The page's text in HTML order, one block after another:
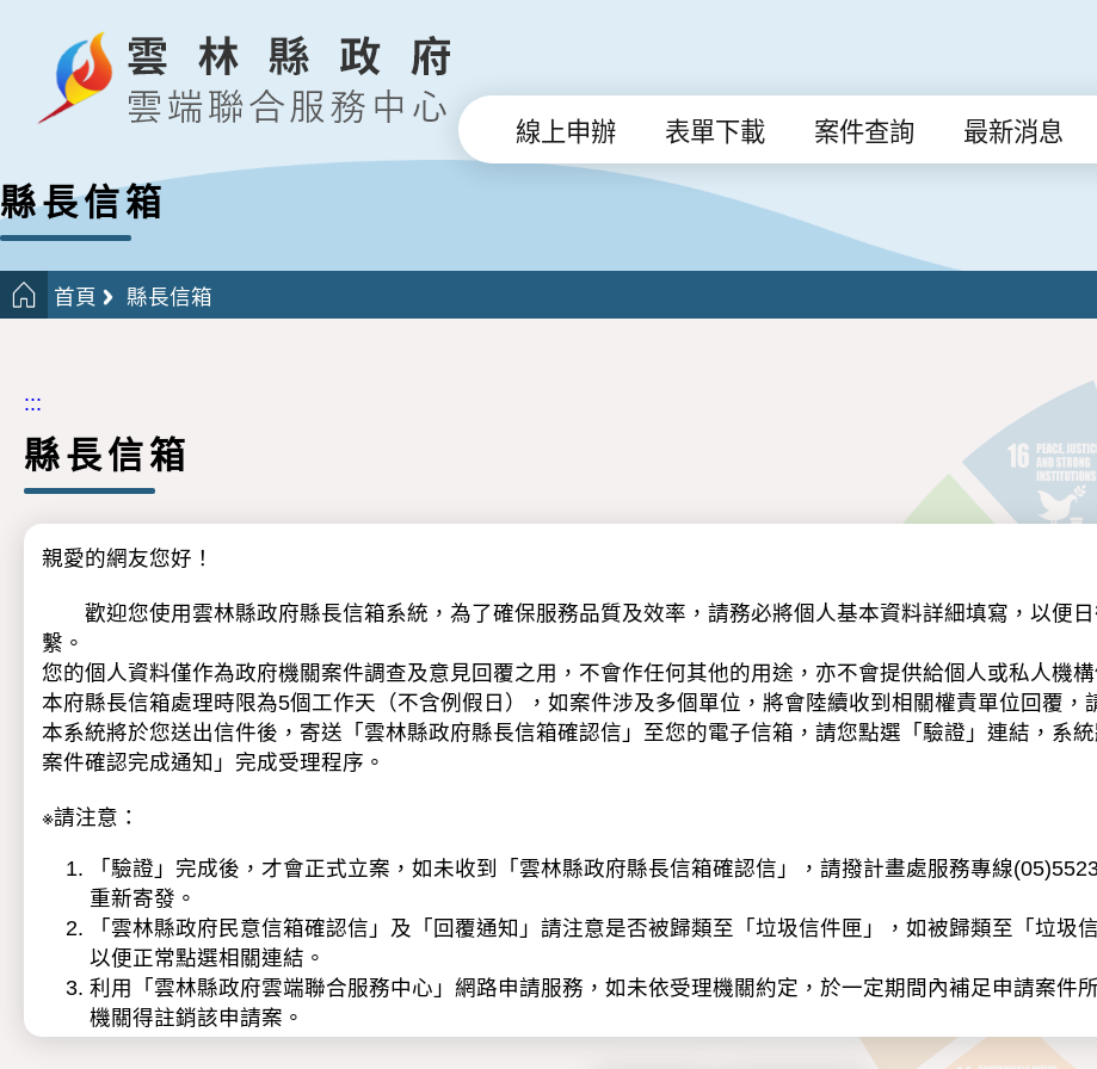
線上申辦 表單下載 案件查詢 最新消息
縣長信箱
首頁 縣長信箱
:::
縣長信箱
親愛的網友您好！
歡迎您使用雲林縣政府縣長信箱系統，為了確保服務品質及效率，請務必將個人基本資料詳細填寫，以便
繫。
您的個人資料僅作為政府機關案件調查及意見回覆之用，不會作任何其他的用途，亦不會提供給個人或私人機構
本府縣長信箱處理時限為5個工作天（不含例假日），如案件涉及多個單位，將會陸續收到相關權責單位回覆，
本系統將於您送出信件後，寄送「雲林縣政府縣長信箱確認信」至您的電子信箱，請您點選「驗證」連結，系
案件確認完成通知」完成受理程序。
※請注意：
「驗證」完成後，才會正式立案，如未收到「雲林縣政府縣長信箱確認信」，請撥計畫處服務專線
重新寄發。
「雲林縣政府民意信箱確認信」及「回覆通知」請注意是否被歸類至「垃圾信件匣」，如被歸類至「垃圾
以便正常點選相關連結。
利用「雲林縣政府雲端聯合服務中心」網路申請服務，如未依受理機關約定，於一定期間內補足申請案件
機關得註銷該申請案。